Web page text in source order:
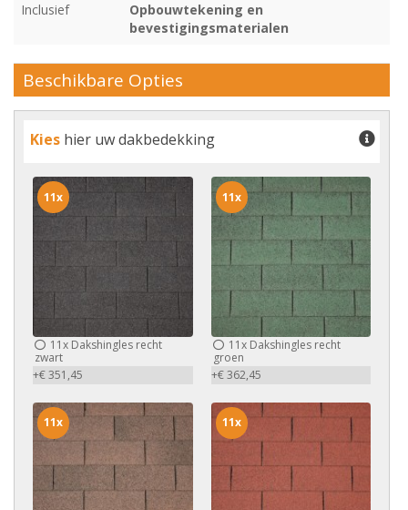
Inclusief
Opbouwtekening en
bevestigingsmaterialen
Beschikbare Opties
Kies hier uw dakbedekking
11x Dakshingles recht
zwart
+€ 351,45
11x
11xDakshingles recht
groen
+€ 362,45
11x
11x 11x